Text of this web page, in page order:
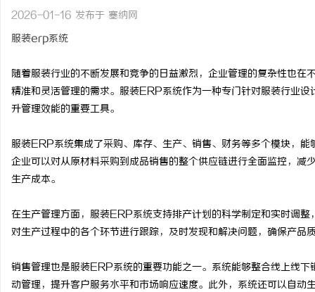
2026-01-16 发布于 塞纳网
服装erp系统
随着服装行业的不断发展和竞争的日益激烈，企业管理的复杂性也
精准和灵活管理的需求。服装ERP系统作为一种专门针对服装行业
升管理效能的重要工具。
服装ERP系统集成了采购、库存、生产、销售、财务等多个模块，
企业可以对从原材料采购到成品销售的整个供应链进行全面监控，
生产成本。
在生产管理方面，服装ERP系统支持排产计划的科学制定和实时调
对生产过程中的各个环节进行跟踪，及时发现和解决问题，确保产品
销售管理也是服装ERP系统的重要功能之一。系统能够整合线上线
动管理，提升客户服务水平和市场响应速度。此外，系统还可以自动